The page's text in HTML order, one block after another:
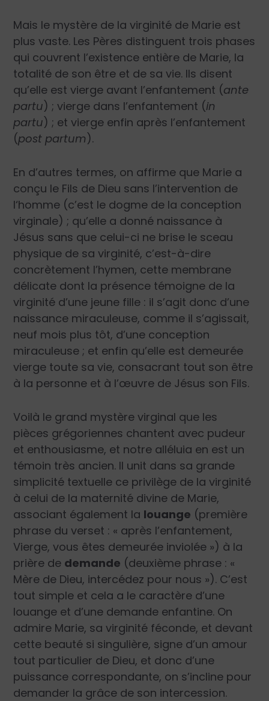
Mais le mystère de la virginité de Marie est
plus vaste. Les Pères distinguent trois phases
qui couvrent l’existence entière de Marie, la
totalité de son être et de sa vie. Ils disent
qu’elle est vierge avant l’enfantement (ante
partu) ; vierge dans l’enfantement (in
partu) ; et vierge enfin après l’enfantement
(post partum).
En d’autres termes, on affirme que Marie a
conçu le Fils de Dieu sans l’intervention de
l‘homme (c’est le dogme de la conception
virginale) ; qu’elle a donné naissance à
Jésus sans que celui-ci ne brise le sceau
physique de sa virginité, c’est-à-dire
concrètement l’hymen, cette membrane
délicate dont la présence témoigne de la
virginité d’une jeune fille : il s’agit donc d’une
naissance miraculeuse, comme il s’agissait,
neuf mois plus tôt, d’une conception
miraculeuse ; et enfin qu’elle est demeurée
vierge toute sa vie, consacrant tout son être
à la personne et à l’œuvre de Jésus son Fils.
Voilà le grand mystère virginal que les
pièces grégoriennes chantent avec pudeur
et enthousiasme, et notre alléluia en est un
témoin très ancien. Il unit dans sa grande
simplicité textuelle ce privilège de la virginité
à celui de la maternité divine de Marie,
associant également la louange (première
phrase du verset : « après l’enfantement,
Vierge, vous êtes demeurée inviolée ») à la
prière de demande (deuxième phrase : «
Mère de Dieu, intercédez pour nous »). C’est
tout simple et cela a le caractère d’une
louange et d’une demande enfantine. On
admire Marie, sa virginité féconde, et devant
cette beauté si singulière, signe d’un amour
tout particulier de Dieu, et donc d’une
puissance correspondante, on s’incline pour
demander la grâce de son intercession.